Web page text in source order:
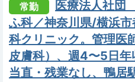
常勤
医療法人社
ふ科／神奈川県/横浜
科クリニック。管理医
皮膚科）、週4〜5日
当直・残業なし、鴨居